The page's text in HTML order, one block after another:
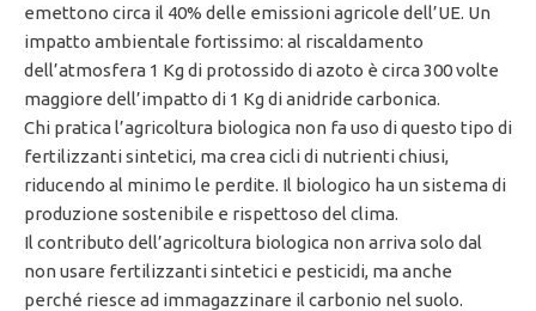
emettono circa il 40% delle emissioni agricole dell’UE. Un
impatto ambientale fortissimo: al riscaldamento
dell’atmosfera 1 Kg di protossido di azoto è circa 300 volte
maggiore dell’impatto di 1 Kg di anidride carbonica.
Chi pratica l’agricoltura biologica non fa uso di questo tipo di
fertilizzanti sintetici, ma crea cicli di nutrienti chiusi,
riducendo al minimo le perdite. Il biologico ha un sistema di
produzione sostenibile e rispettoso del clima.
Il contributo dell’agricoltura biologica non arriva solo dal
non usare fertilizzanti sintetici e pesticidi, ma anche
perché riesce ad immagazzinare il carbonio nel suolo.